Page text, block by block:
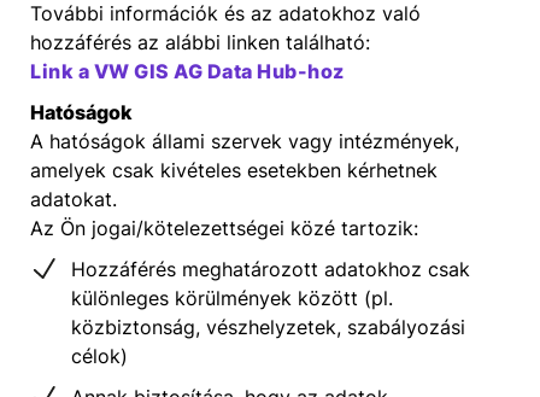
További információk és az adatokhoz való
hozzáférés az alábbi linken található:
Link a VW GIS AG Data Hub-hoz
Hatóságok
A hatóságok állami szervek vagy intézmények,
amelyek csak kivételes esetekben kérhetnek
adatokat.
Az Ön jogai/kötelezettségei közé tartozik:
Hozzáférés meghatározott adatokhoz csak
különleges körülmények között (pl.
közbiztonság, vészhelyzetek, szabályozási
célok)